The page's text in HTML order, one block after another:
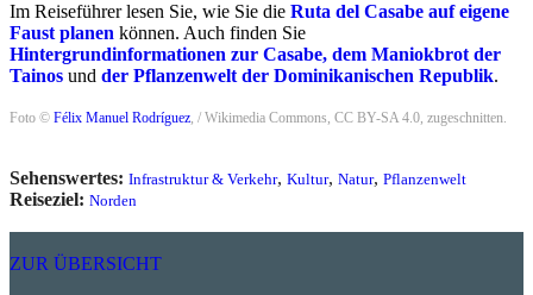
Im Reiseführer lesen Sie, wie Sie die Ruta del Casabe auf eigene
Faust planen können. Auch finden Sie
Hintergrundinformationen zur Casabe, dem Maniokbrot der
Tainos und der Pflanzenwelt der Dominikanischen Republik.
Foto © Félix Manuel Rodríguez, / Wikimedia Commons, CC BY-SA 4.0, zugeschnitten.
Sehenswertes: Infrastruktur & Verkehr, Kultur, Natur, Pflanzenwelt
Reiseziel: Norden
ZUR ÜBERSICHT